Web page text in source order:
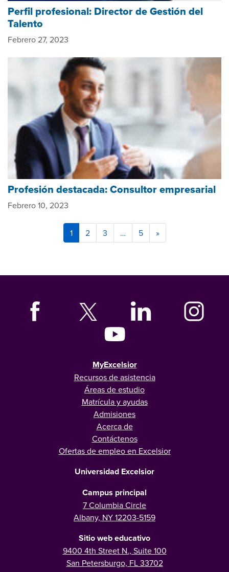
Perfil profesional: Director de Gestión del
Talento
Febrero 27, 2023
Profesión destacada: Consultor empresarial
Febrero 10, 2023
1 2 3 … 5 »
MyExcelsior
Recursos de asistencia
Áreas de estudio
Matrícula y ayudas
Admisiones
Acerca de
Contáctenos
Ofertas de empleo en Excelsior
Universidad Excelsior
Campus principal
7 Columbia Circle
Albany, NY 12203-5159
Sitio web educativo
9400 4th Street N., Suite 100
San Petersburgo, FL 33702